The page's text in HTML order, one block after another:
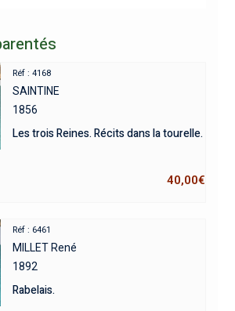
Réf : 4168
SAINTINE
1856
Les trois Reines. Récits dans la tourelle.
40,00€
Réf : 6461
MILLET René
1892
Rabelais.